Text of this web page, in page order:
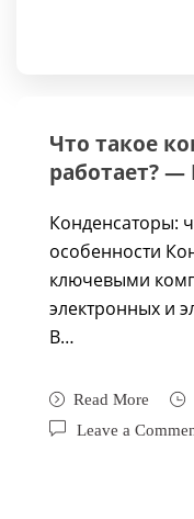
Что такое
работает? —
Конденсаторы:
особенности
ключевыми
электронных и
В…
Read More
Leave a